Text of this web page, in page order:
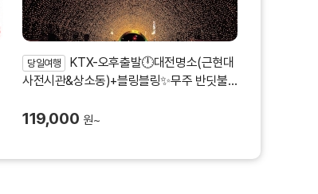
당일여행
KTX-오후출발🕛대전명소(근현대
사전시관&상소동)+블링블링✨무주 반딧불
119,000 원~